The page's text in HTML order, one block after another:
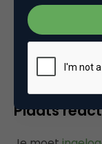
Tags
marketingfacts,
Plaats